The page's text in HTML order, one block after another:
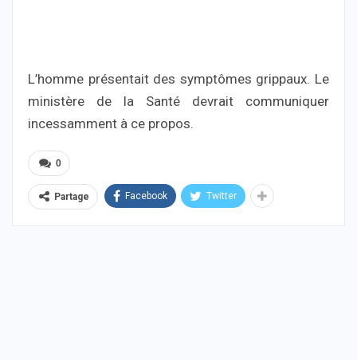
L’homme présentait des symptômes grippaux. Le
ministère de la Santé devrait communiquer
incessamment à ce propos.
0
Partage Facebook Twitter